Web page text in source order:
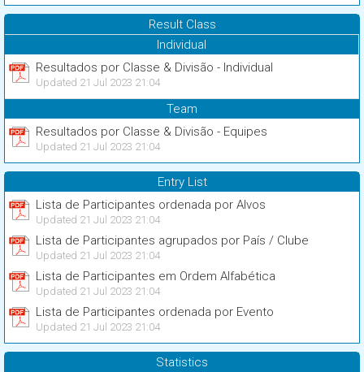
Result Class
Individual
Resultados por Classe & Divisão - Individual
Updated 21 Jul 2023 21:04
Team
Resultados por Classe & Divisão - Equipes
Updated 21 Jul 2023 21:04
Entry List
Lista de Participantes ordenada por Alvos
Updated 21 Jul 2023 21:04
Lista de Participantes agrupados por País / Clube
Updated 21 Jul 2023 21:04
Lista de Participantes em Ordem Alfabética
Updated 21 Jul 2023 21:04
Lista de Participantes ordenada por Evento
Updated 21 Jul 2023 21:04
Statistics